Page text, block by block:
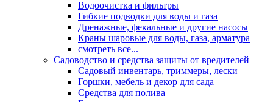
Водоочистка и фильтры
Гибкие подводки для воды и газа
Дренажные, фекальные и другие насосы
Краны шаровые для воды, газа, арматура
смотреть все...
Садоводство и средства защиты от вредителей
Садовый инвентарь, триммеры, лески
Горшки, мебель и декор для сада
Средства для полива